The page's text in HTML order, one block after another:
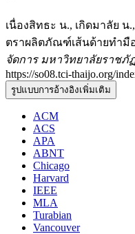
เนื่องสิทธะ น., เกิดมาลัย
ตราผลิตภัณฑ์เส้นด้ายทำมื
จัดการ มหาวิทยาลัยราชภั
https://so08.tci-thaijo.org/
รูปแบบการอ้างอิงเพิ่มเติม
ACM
ACS
APA
ABNT
Chicago
Harvard
IEEE
MLA
Turabian
Vancouver